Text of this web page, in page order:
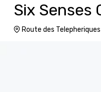
Six Senses
Route des